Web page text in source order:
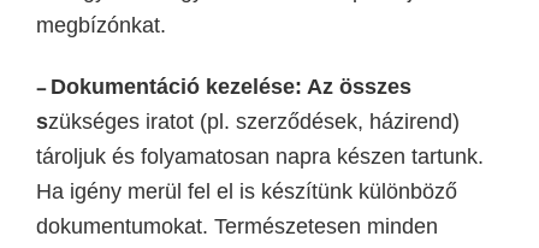
megbízónkat.
– Dokumentáció kezelése: Az összes
szükséges iratot (pl. szerződések, házirend)
tároljuk és folyamatosan napra készen tartunk.
Ha igény merül fel el is készítünk különböző
dokumentumokat. Természetesen minden